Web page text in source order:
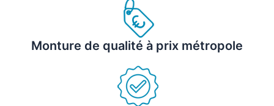
Monture de qualité à prix métropole